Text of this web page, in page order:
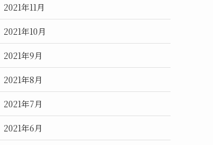
2021年11月
2021年10月
2021年9月
2021年8月
2021年7月
2021年6月